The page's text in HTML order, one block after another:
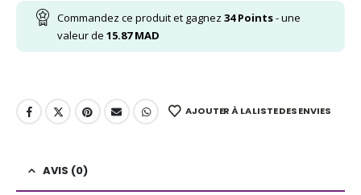
Commandez ce produit et gagnez 34Points- une
valeur de 15.87MAD
AJOUTER À LA LISTE DES ENVIES
AVIS (0)